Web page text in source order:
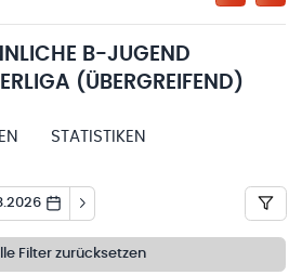
B-JUGEND
(ÜBERGREIFEND)
STATISTIKEN
Filter zurücksetzen